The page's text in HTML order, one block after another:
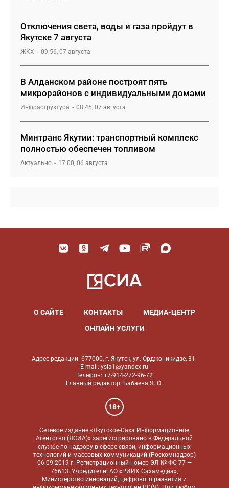
Отключения света, воды и газа пройдут в
Якутске 7 августа
ЖКХ 09:56, 07 августа
В Алданском районе построят пять
микрорайонов с индивидуальными домами
Инфраструктура 08:45, 07 августа
Минтранс Якутии: транспортный комплекс
полностью обеспечен топливом
Актуально 17:00, 06 августа
О САЙТЕ КОНТАКТЫ
МЕДИА-ЦЕНТР
ОНЛАЙН УСЛУГИ
Адрес редакции: 677000, г. Якутск, ул. Орджоникидзе, 31.
E-mail: ysia1@yandex.ru
Телефон: +7-914-272-96-72
Главный редактор: Бабаева Я. О.
18+
Сетевое издание «Якутское-Саха Информационное
Агентство (ЯСИА)» зарегистрировано в Федеральной
службе по надзору в сфере связи, информационных
технологий и массовых коммуникаций (Роскомнадзор)
06.09.2019 г. Регистрационный номер ЭЛ № ФС 77 —
76613. Учредители: АО «РИИХ Сахамедиа»,
Министерство инноваций, цифрового развития и